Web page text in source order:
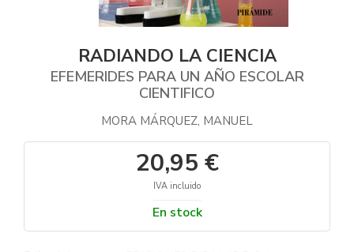
RADIANDO LA CIENCIA
EFEMERIDES PARA UN AÑO ESCOLAR
CIENTIFICO
MORA MÁRQUEZ, MANUEL
20,95 €
IVA incluido
En stock